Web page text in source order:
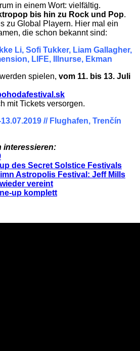
in einem Wort: vielfältig.
bis hin zu Rock und Pop.
zu Global Playern. Hier mal ein
die schon bekannt sind:
Li, Sofi Tukker, Liam Gallagher,
LIFE, Illnurse, Ekman
spielen, vom 11. bis 13. Juli
mit Tickets versorgen.
// Flughafen, Trenčín
interessieren:
des Secret Solstice Festivals
Astropolis Festival: Jeff Mills
vereint
up komplett